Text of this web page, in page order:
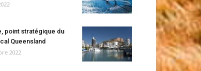
point stratégique du
Queensland
2022